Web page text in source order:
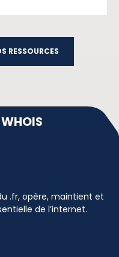
RESSOURCES
.fr, opère, maintient et
de l’internet.